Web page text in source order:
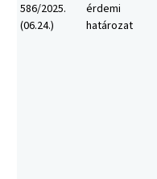
586/2025.
(06.24.)
érdemi
határozat